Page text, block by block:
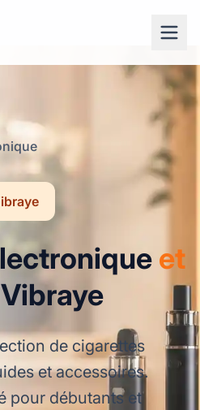
et
de cigarettes
et accessoires.
pour débutants et